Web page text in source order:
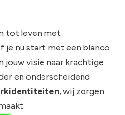
tot leven met
je nu start met een blanco
jouw visie naar krachtige
en onderscheidend
, wij zorgen